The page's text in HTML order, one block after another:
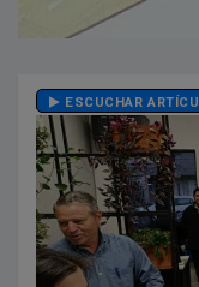
ESCUCHAR